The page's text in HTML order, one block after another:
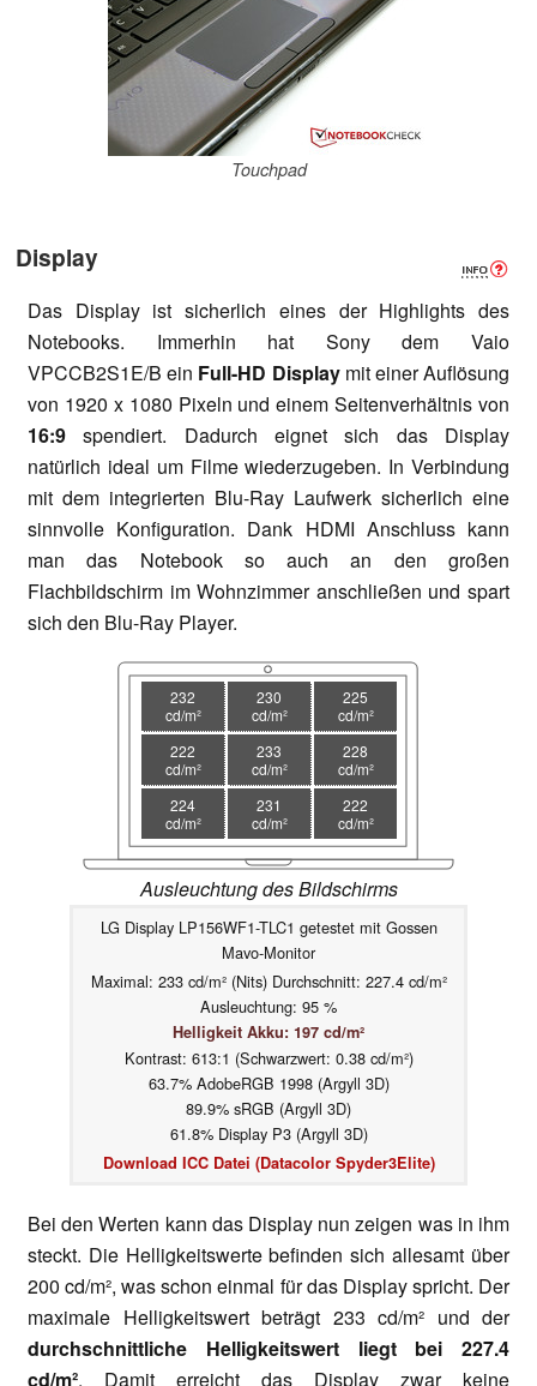
Touchpad
Display
Das Display ist sicherlich eines der Highlights des
Notebooks. Immerhin hat Sony dem Vaio
VPCCB2S1E/B ein Full-HD Displaymit einer Auflösung
von 1920 x 1080 Pixeln und einem Seitenverhältnis von
16:9 spendiert. Dadurch eignet sich das Display
natürlich ideal um Filme wiederzugeben. In Verbindung
mit dem integrierten Blu-Ray Laufwerk sicherlich eine
sinnvolle Konfiguration. Dank HDMI Anschluss kann
man das Notebook so auch an den großen
Flachbildschirm im Wohnzimmer anschließen und spart
sich den Blu-Ray Player.
232
cd/m²
230
cd/m²
225
cd/m²
222
cd/m²
233
cd/m²
228
cd/m²
224
cd/m²
231
cd/m²
222
cd/m²
Ausleuchtung des Bildschirms
LG Display LP156WF1-TLC1 getestet mit Gossen
Mavo-Monitor
Maximal: 233 cd/m² (Nits) Durchschnitt: 227.4 cd/m²
Ausleuchtung: 95 %
Helligkeit Akku: 197 cd/m²
Kontrast: 613:1 (Schwarzwert: 0.38 cd/m²)
63.7% AdobeRGB 1998 (Argyll 3D)
89.9% sRGB (Argyll 3D)
61.8% Display P3 (Argyll 3D)
Download ICC Datei (Datacolor Spyder3Elite)
Bei den Werten kann das Display nun zeigen was in ihm
steckt. Die Helligkeitswerte befinden sich allesamt über
200 cd/m², was schon einmal für das Display spricht. Der
maximale Helligkeitswert beträgt 233 cd/m² und der
durchschnittliche Helligkeitswert liegt bei 227.4
cd/m². Damit erreicht das Display zwar keine